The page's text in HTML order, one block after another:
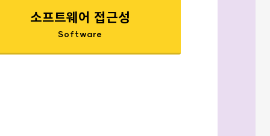
소프트웨어 접근성
Software